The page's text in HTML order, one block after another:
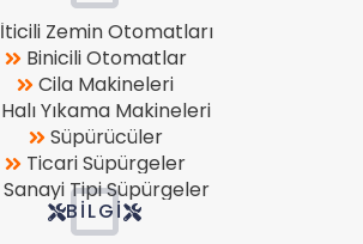
İticili Zemin Otomatları
Binicili Otomatlar
Cila Makineleri
Halı Yıkama Makineleri
Süpürücüler
Ticari Süpürgeler
Sanayi Tipi Süpürgeler
BILGI